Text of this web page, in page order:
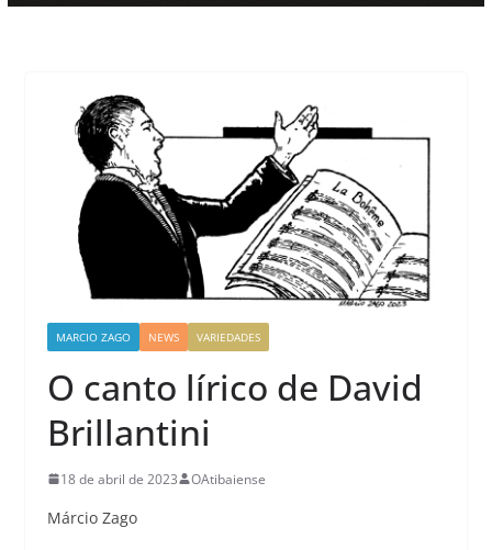
MARCIO ZAGO NEWS VARIEDADES
O canto lírico de David
Brillantini
18 de abril de 2023 OAtibaiense
Márcio Zago